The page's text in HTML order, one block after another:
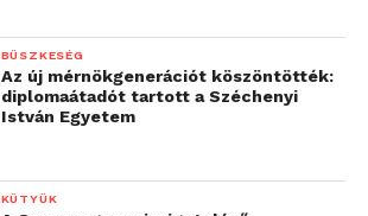
BÜSZKESÉG
Az új mérnökgenerációt köszöntötték:
diplomaátadót tartott a Széchenyi
István Egyetem
KÜTYÜK